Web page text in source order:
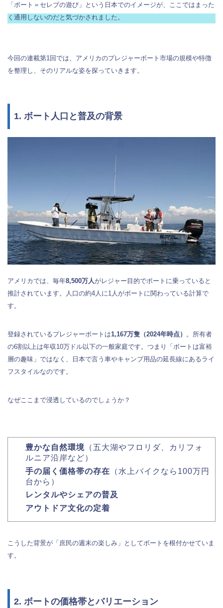
「ボート＝セレブの遊び」という日本でのイメージが、ここではまった
く通用しないのだと気づかされました。
今回の連載第1回では、アメリカのプレジャーボート市場の規模や特徴
を整理し、そのリアルな姿を探っていきます。
1. ボート人口と普及の背景
アメリカでは、毎年8,500万人がレジャー目的でボートに乗っていると
推計されています。人口の約4人に1人がボートに関わっている計算で
す。
登録されているプレジャーボートは1,167万隻（2024年時点）
。所有者
の6割以上は年収10万ドル以下の一般家庭です。つまり「ボートは富裕
層の趣味」ではなく、日本で言う車やキャンプ用品の延長線にあるライ
フスタイルなのです。
なぜここまで浸透しているのでしょうか？
豊かな自然環境 （五大湖やフロリダ、カリフォ
ルニア沿岸など）
手の届く価格帯の存在 （水上バイクなら100万円
台から）
レンタルやシェアの普及
アウトドア文化の定着
こうした背景が「庶民の週末の楽しみ」としてボートを根付かせていま
す。
2. ボートの価格帯とバリエーション